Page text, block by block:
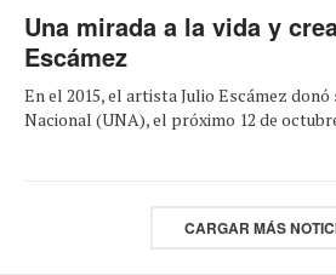
Una mirada a la vida y
Escámez
En el 2015, el artista Julio Escámez
Nacional (UNA), el próximo 12 de
CARGAR MÁS